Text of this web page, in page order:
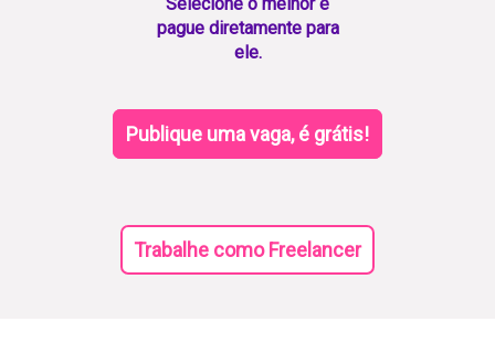
Selecione o melhor e
pague diretamente para
ele.
Publique uma vaga, é grátis!
Trabalhe como Freelancer